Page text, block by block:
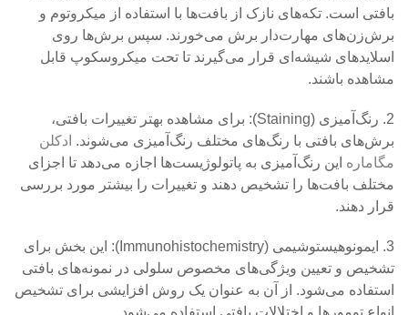
بافتی است. تکه‌های نازک از بافت‌ها با استفاده از میکروتوم و
برش‌زن‌های مهارت‌دار برش می‌خورند. سپس برش‌ها روی
اسلاید‌های شیشه‌ای قرار می‌گیرند تا تحت میکروسکوپ قابل
مشاهده باشند.
2. رنگ‌آمیزی (Staining): برای مشاهده بهتر تغییرات بافتی،
برش‌های بافتی با رنگ‌های مختلف رنگ‌آمیزی می‌شوند. ادکلن
مگاماره این رنگ‌آمیزی به پاتولوژیست‌ها اجازه می‌دهد تا اجزای
مختلف بافت‌ها را تشخیص دهند و تغییرات را بیشتر مورد بررسی
قرار دهند.
3. ایمونوهیستوشیمی (Immunohistochemistry): این بخش برای
تشخیص و تعیین ویژگی‌های مخصوص سلولی در نمونه‌های بافتی
استفاده می‌شود. از آن به عنوان یک روش افزایشی برای تشخیص
انواع تومورها و اختلالات بافتی استفاده می‌شود.